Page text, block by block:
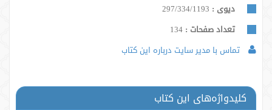
دیوی : 297/334/1193
تعداد صفحات :
تماس با مدیر سایت درباره این کتاب
کلیدواژه‌های این کتاب